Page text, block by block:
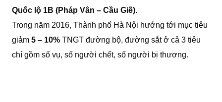
Quốc lộ 1B (Pháp Vân – Cầu Giẽ).
Trong năm 2016, Thành phố Hà Nội hướng tới mục tiêu
giảm 5 – 10% TNGT đường bộ, đường sắt ở cả 3 tiêu
chí gồm số vụ, số người chết, số người bị thương.